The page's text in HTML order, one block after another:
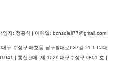
임자: 정홍식 | 이메일: bonsoleil77@gmail.com
구 수성구 매호동 달구벌대로627길 21-1 CJ대
| 통신판매: 제 1029 대구수성구 0801 호 |